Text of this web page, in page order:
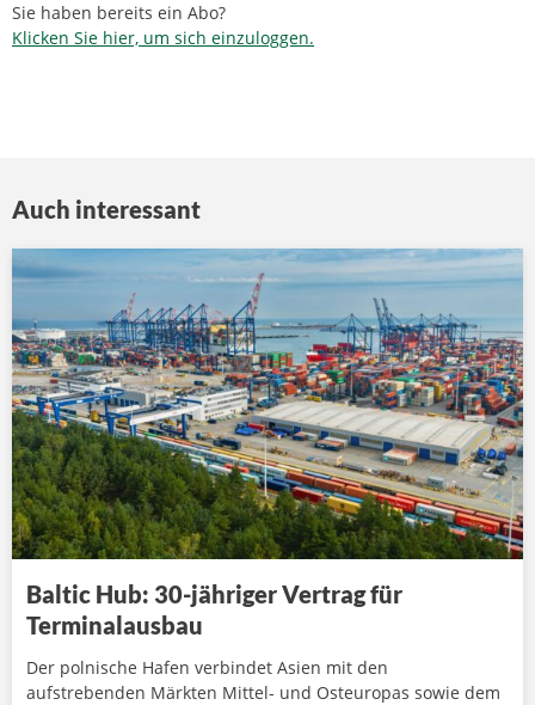
Sie haben bereits ein Abo?
Klicken Sie hier, um sich einzuloggen.
Auch interessant
Baltic Hub: 30-jähriger Vertrag für
Terminalausbau
Der polnische Hafen verbindet Asien mit den
aufstrebenden Märkten Mittel- und Osteuropas sowie dem